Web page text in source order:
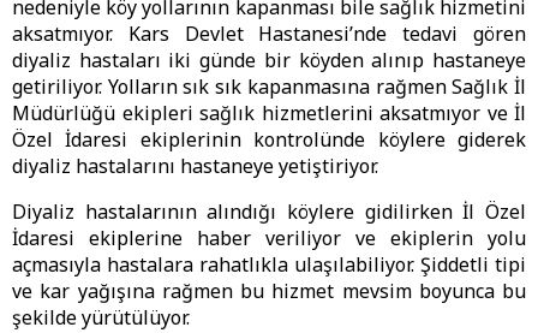
nedeniyle köy yollarının kapanması bile sağlık hizmetini
aksatmıyor. Kars Devlet Hastanesi’nde tedavi gören
diyaliz hastaları iki günde bir köyden alınıp hastaneye
getiriliyor. Yolların sık sık kapanmasına rağmen Sağlık İl
Müdürlüğü ekipleri sağlık hizmetlerini aksatmıyor ve İl
Özel İdaresi ekiplerinin kontrolünde köylere giderek
diyaliz hastalarını hastaneye yetiştiriyor.
Diyaliz hastalarının alındığı köylere gidilirken İl Özel
İdaresi ekiplerine haber veriliyor ve ekiplerin yolu
açmasıyla hastalara rahatlıkla ulaşılabiliyor. Şiddetli tipi
ve kar yağışına rağmen bu hizmet mevsim boyunca bu
şekilde yürütülüyor.